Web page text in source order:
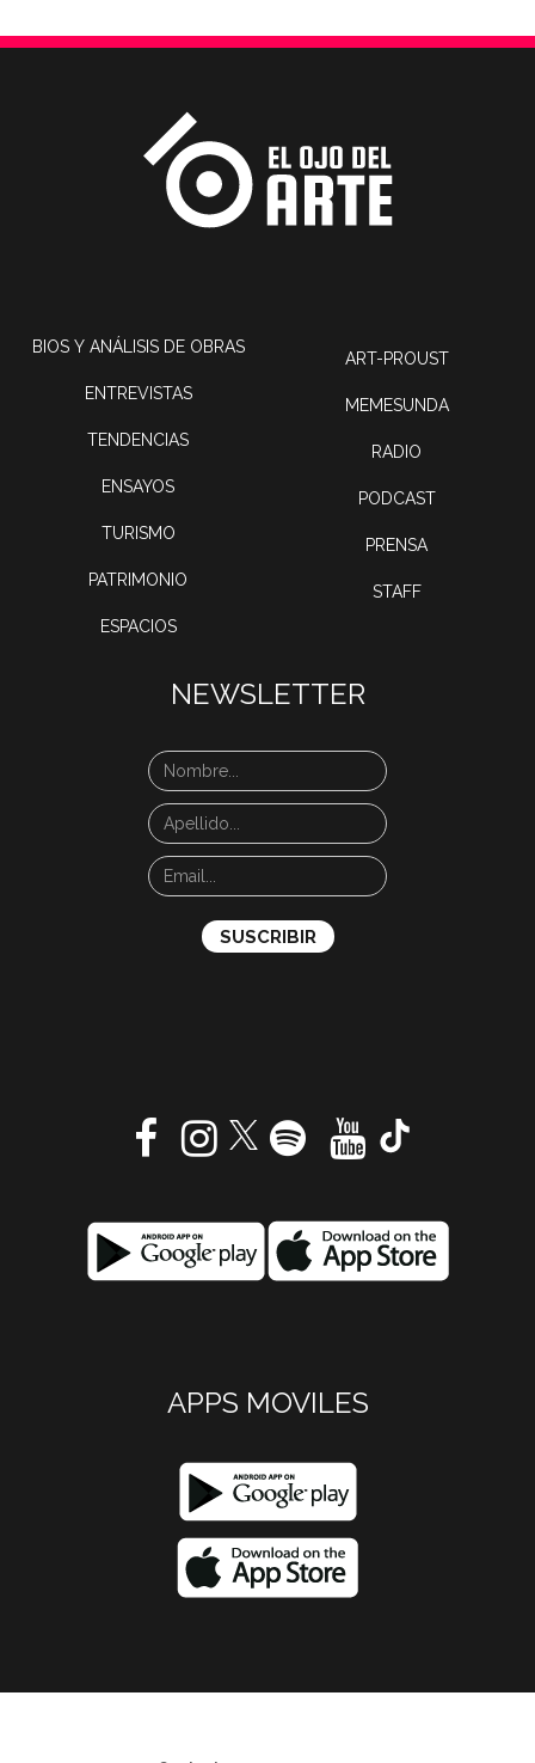
BIOS Y ANÁLISIS DE OBRAS
ENTREVISTAS
TENDENCIAS
ENSAYOS
TURISMO
PATRIMONIO
ESPACIOS
ART-PROUST
MEMESUNDA
RADIO
PODCAST
PRENSA
STAFF
NEWSLETTER
APPS MOVILES